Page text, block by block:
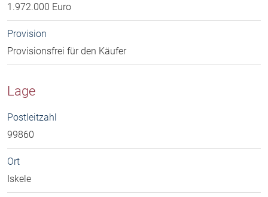
1.972.000 Euro
Provision
Provisionsfrei für den Käufer
Lage
Postleitzahl
99860
Ort
Iskele